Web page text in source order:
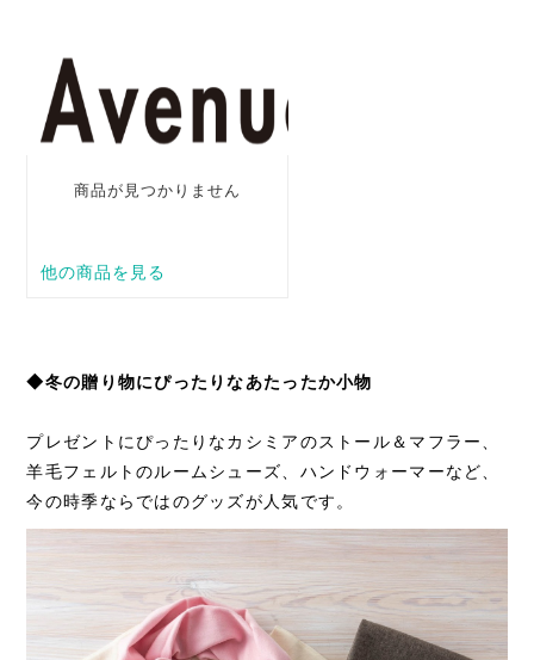
◆冬の贈り物にぴったりなあたったか小物
プレゼントにぴったりなカシミアのストール＆マフラー、
羊毛フェルトのルームシューズ、ハンドウォーマーなど、
今の時季ならではのグッズが人気です。